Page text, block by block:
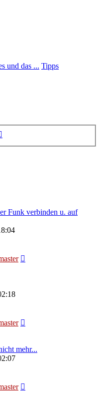
und das ... Tipps
Funk verbinden u. auf
mehr...